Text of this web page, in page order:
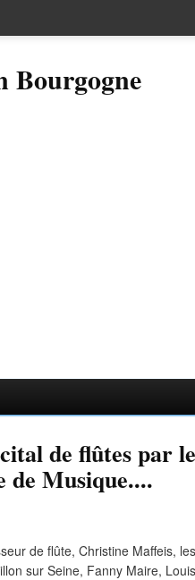
Bourgogne
de flûtes par
Musique....
de flûte, Christine Maffeis,
sur Seine, Fanny Maire,